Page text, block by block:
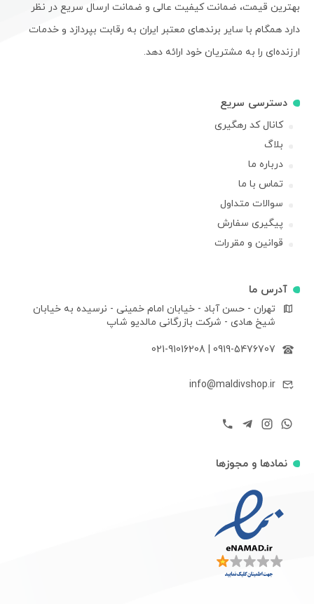
بهترین قیمت، ضمانت کیفیت عالی و ضمانت ارسال سریع در نظر
دارد همگام با سایر برندهای معتبر ایران به رقابت بپردازد و خدمات
ارزنده‌ای را به مشتریان خود ارائه دهد.
دسترسی سریع
کانال کد رهگیری
بلاگ
درباره ما
تماس با ما
سوالات متداول
پیگیری سفارش
قوانین و مقررات
آدرس ما
تهران - حسن آباد - خیابان امام خمینی - نرسیده به خیابان
شیخ هادی - شرکت بازرگانی مالدیو شاپ
0919-5476707
|
021-91016208
info@maldivshop.ir
نمادها و مجوزها